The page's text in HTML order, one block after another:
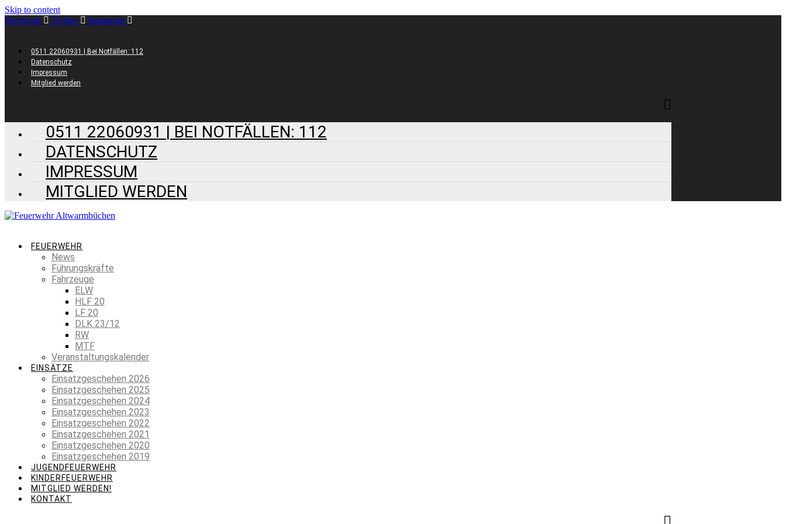
Skip to content
Facebook
Twitter Instagram
0511 22060931 | Bei Notfällen: 112
Datenschutz
Impressum
Mitglied werden
0511 22060931 | BEI NOTFÄLLEN: 112
DATENSCHUTZ
IMPRESSUM
MITGLIED WERDEN
FEUERWEHR
News
Führungskräfte
Fahrzeuge
ELW
HLF 20
LF 20
DLK 23/12
RW
MTF
Veranstaltungskalender
EINSÄTZE
Einsatzgeschehen 2026
Einsatzgeschehen 2025
Einsatzgeschehen 2024
Einsatzgeschehen 2023
Einsatzgeschehen 2022
Einsatzgeschehen 2021
Einsatzgeschehen 2020
Einsatzgeschehen 2019
JUGENDFEUERWEHR
KINDERFEUERWEHR
MITGLIED WERDEN!
KONTAKT